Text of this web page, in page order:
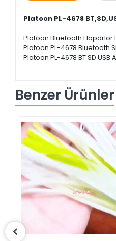
Platoon PL-4678
Platoon Bluetooth Hoparlör
Platoon PL-4678 Bluetooth
Platoon PL-4678 BT SD USB
Benzer Ürünler